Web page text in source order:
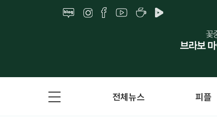
전체뉴스 피플